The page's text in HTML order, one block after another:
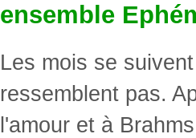
ensemble
Les mois se
ressemblent pas.
l'amour et à